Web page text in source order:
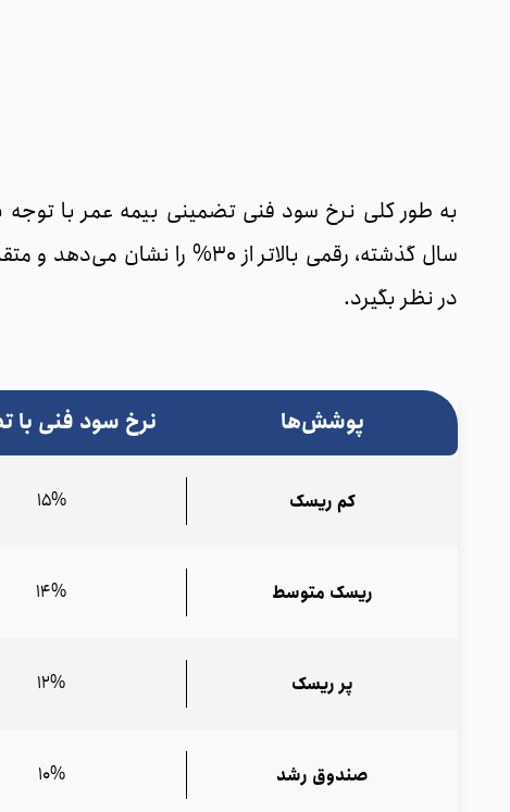
سال گذشته، رقمی بالاتر از
در نظر بگیرد.
پوشش‌ها نرخ سود فنی با
کم ریسک 15%
ریسک متوسط 14%
پر ریسک 12%
صندوق رشد 10%